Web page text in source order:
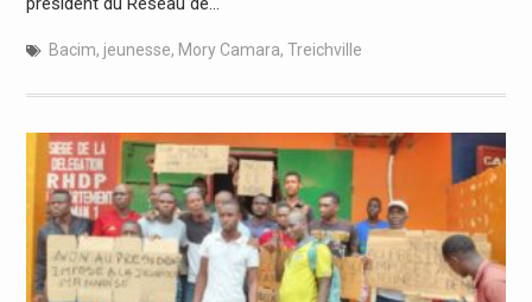
Bacim, jeunesse, Mory Camara, Treichville